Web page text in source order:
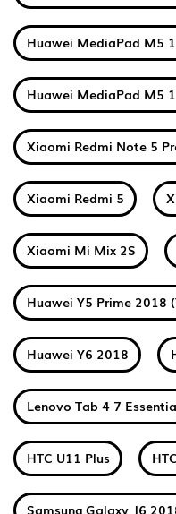
Huawei MediaPad M5
Huawei MediaPad M5
Xiaomi Redmi Note 5
Xiaomi Redmi 5
Xiaomi Mi Mix 2S
Huawei Y5 Prime 2018
Huawei Y6 2018
Lenovo Tab 4 7
HTC U11 Plus
Samsung Galaxy J6